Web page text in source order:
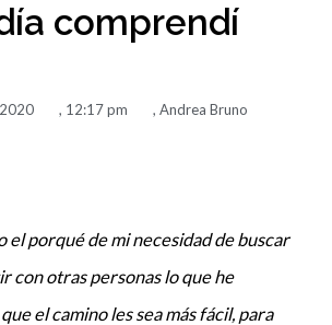
comprendí
, 12:17 pm , Andrea Bruno
el porqué de mi necesidad de buscar
con otras personas lo que he
el camino les sea más fácil, para